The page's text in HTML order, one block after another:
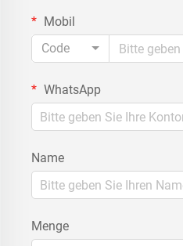
Mobil
Code
WhatsApp
Name
Menge